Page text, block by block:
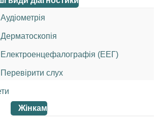
Аудіометрія
Дерматоскопія
Електроенцефалографія (ЕЕГ)
Перевірити слух
Жінкам